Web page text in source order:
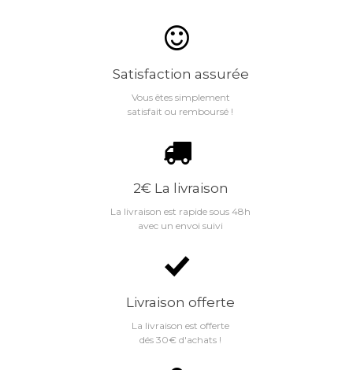
Satisfaction assurée
Vous êtes simplement
satisfait ou remboursé !
2€ La livraison
La livraison est rapide sous 48h
avec un envoi suivi
Livraison offerte
La livraison est offerte
dés 30€ d'achats !